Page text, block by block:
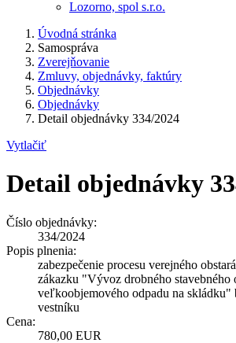
Lozorno, spol s.r.o.
Úvodná stránka
Samospráva
Zverejňovanie
Zmluvy, objednávky, faktúry
Objednávky
Objednávky
Detail objednávky 334/2024
Vytlačiť
Detail objednávky
Číslo objednávky:
334/2024
Popis plnenia:
zabezpečenie procesu verejného
zákazku "Vývoz drobného stavebného
veľkoobjemového odpadu na skládku"
vestníku
Cena:
780,00 EUR